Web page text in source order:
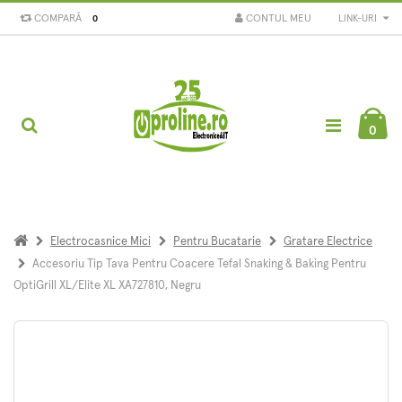
COMPARĂ 0 LINK-URI
CONTUL MEU
0
Electrocasnice Mici Pentru Bucatarie
Gratare Electrice
Accesoriu Tip Tava Pentru Coacere Tefal Snaking & Baking Pentru
OptiGrill XL/Elite XL XA727810, Negru